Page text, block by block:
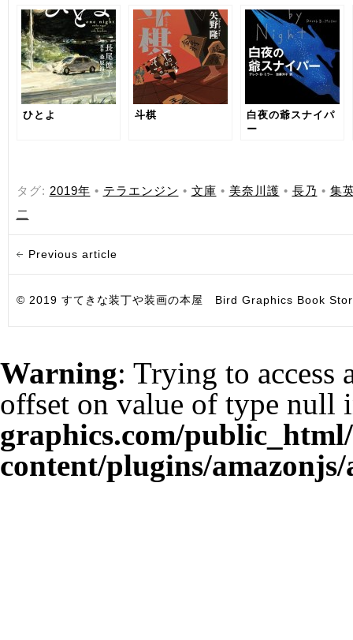
ひとよ 斗棋
白夜の爺スナイパ
ー
タグ: 2019年 • テラエンジン • 文庫 • 美奈川護 • 長乃 • 集
二
Previous article
© 2019 すてきな装丁や装画の本屋 Bird Graphics Book
Warning: Trying to access
offset on value of type null
graphics.com/
content/plugins/